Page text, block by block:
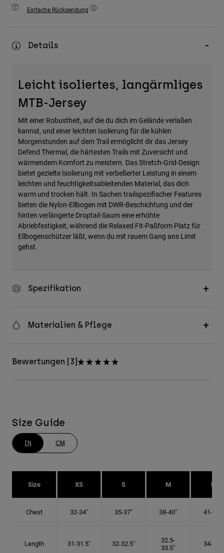
Zubehör
Taschen & Rucksäcke
Einfache Rücksendung
Details
Leicht isoliertes, langärmliges
MTB-Jersey
Mit einer Robustheit, auf die du dich im Gelände verlaßen
kannst, und einer leichten Isolierung für die kühlen
Morgenstunden auf dem Trail ermöglicht dir das Jersey
Defend Thermal, die härtesten Trails mit Zuversicht und
wärmendem Komfort zu meistern. Das Stretch-Grid-Design
bietet gezielte Isolierung mit verbeßerter Leistung in einem
leichten und feuchtigkeitsableitenden Material, das dich
warm und trocken hält. In Sachen trailspezifischer Features
bieten die Nylon-Ellbogen mit DWR-Beschichtung und der
hinten verlängerte Droptail-Saum eine erhöhte
Abriebfestigkeit, während die Relaxed Fit-Paßform Platz für
Ellbogenschützer läßt, wenn du mit rauem Gang ans Limit
gehst.
Spezifikation
Materialien & Pflege
Bewertungen [3]
Size Guide
IN CM
Size XS S M L
Chest 32-34" 35-37" 38-40" 41-43"
Length 31-31.5" 32-32.5"
32.5-
33.5"
34-35"